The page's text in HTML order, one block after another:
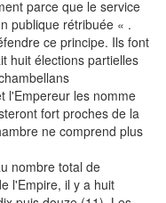
parce que le service
publique rétribuée « .
ce principe. Ils font
huit élections partielles
l'Empereur les nomme
fort proches de la
ne comprend plus
nombre total de
l'Empire, il y a huit